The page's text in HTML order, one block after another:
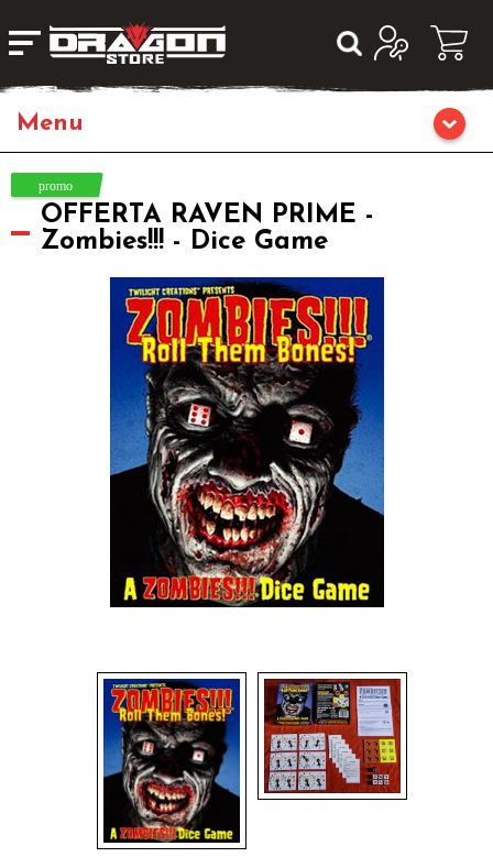
Giochi da Tavolo
Giochi di Ruolo
Giochi di Carte Collezionabili
Offerte del Dragone
OFFERTA RAVEN PRIME -
Zombies!!! - Dice Game